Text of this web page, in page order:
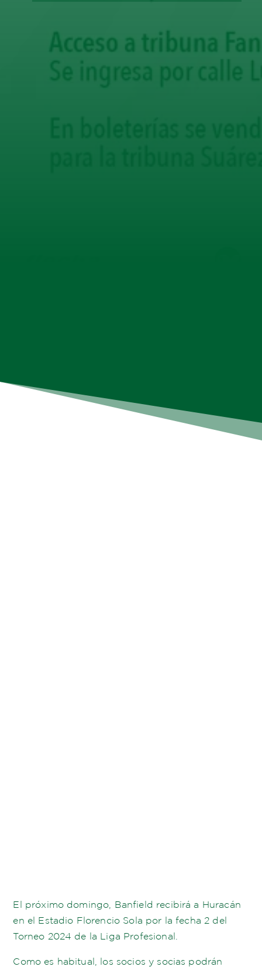
El próximo domingo, Banfield recibirá a Huracán
en el Estadio Florencio Sola por la fecha 2 del
Torneo 2024 de la Liga Profesional.
Como es habitual, los socios y socias podrán